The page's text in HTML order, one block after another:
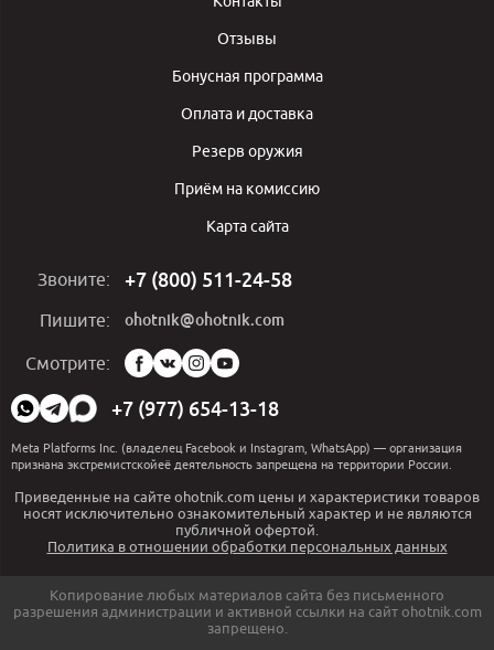
Отзывы
Бонусная программа
Оплата и доставка
Резерв оружия
Приём на комиссию
Карта сайта
Звоните: +7 (800) 511-24-58
Пишите: ohotnik@ohotnik.com
Смотрите:
Мы
в
социальных
сетях:
+7 (977) 654-13-18
Meta Platforms Inc. (владелец Facebook и Instagram, WhatsApp) — организация
признана экстремистскойеё деятельность запрещена на территории России.
Приведенные на сайте ohotnik.com цены и характеристики товаров
носят исключительно ознакомительный характер и не являются
публичной офертой.
Политика в отношении обработки персональных данных
Копирование любых материалов сайта без письменного
разрешения администрации и активной ссылки на сайт ohotnik.com
запрещено.